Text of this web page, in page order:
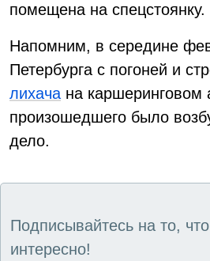
помещена на спецстоянку.
Напомним, в середине
Петербурга с погоней и
лихача на каршеринговом
произошедшего было
дело.
Подписывайтесь на то,
интересно!